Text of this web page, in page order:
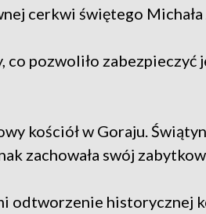
cerkwi świętego Michała
pozwoliło zabezpieczyć
kościół w Goraju.
zachowała swój
odtworzenie historycznej